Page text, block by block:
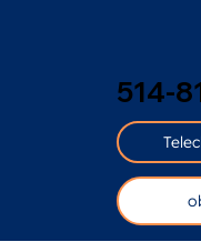
514-